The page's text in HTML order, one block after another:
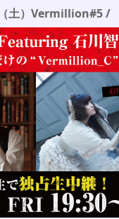
土）Vermillion#5 /